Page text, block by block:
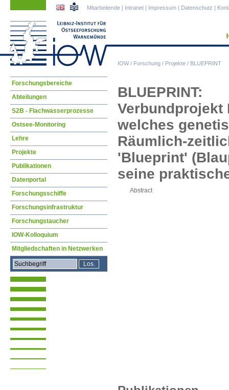
IOW/ Forschung / Projekte / BLUEPRINT
Mitarbeitende | Intranet | Impressum | Datenschutz |
BLUEPRINT:
Verbundprojekt
welches
Räumlich-
'Blueprint'
seine
Abstract
Navigation
überspringen
Forschungsbereiche
Abteilungen
S2B - Flachwasserprozesse
Ostsee-Monitoring
Lehre
Projekte
Publikationen
Datenportal
Forschungsschiffe
Forschungsinfrastruktur
Forschungstaucher
IOW-Kolloquium
Mitgliedschaften in Netzwerken